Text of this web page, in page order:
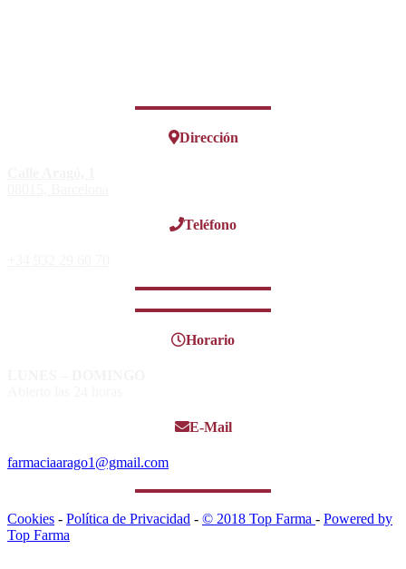
Dirección
Teléfono
Horario
E-Mail
farmaciaarago1@gmail.com
Cookies - Política de Privacidad - © 2018 Top Farma - Powered by
Top Farma